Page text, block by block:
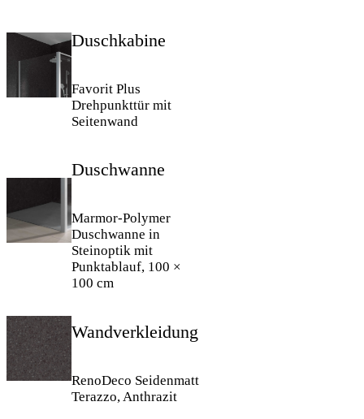
Duschkabine
Favorit Plus
Drehpunkttür mit
Seitenwand
Duschwanne
Marmor-Polymer
Duschwanne in
Steinoptik mit
Punktablauf, 100 ×
100 cm
Wandverkleidung
RenoDeco Seidenmatt
Terazzo, Anthrazit